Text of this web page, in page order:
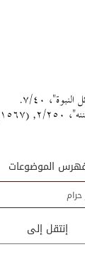
٧/٤٠.
الموضوعات
إنتقل إلى